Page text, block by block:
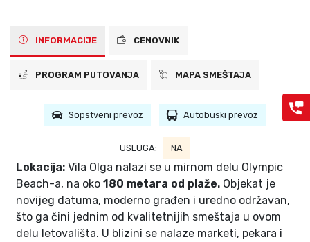
INFORMACIJE CENOVNIK
PROGRAM PUTOVANJA MAPA SMEŠTAJA
Sopstveni prevoz Autobuski prevoz
USLUGA: NA
Lokacija: Vila Olga nalazi se u mirnom delu Olympic
Beach-a, na oko 180 metara od plaže. Objekat je
novijeg datuma, moderno građen i uredno održavan,
što ga čini jednim od kvalitetnijih smeštaja u ovom
delu letovališta. U blizini se nalaze marketi, pekara i